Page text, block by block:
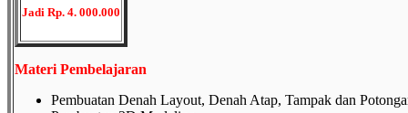
Jadi Rp. 4. 000.000
Materi Pembelajaran
Pembuatan Denah Layout, Denah Atap, Tampak dan